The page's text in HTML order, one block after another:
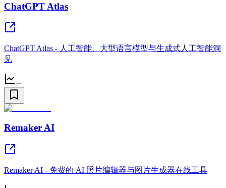
ChatGPT Atlas
ChatGPT Atlas - 人工智能、大型语言模型与生成式人工智能洞
见
--
Remaker AI
Remaker AI - 免费的 AI 照片编辑器与图片生成器在线工具